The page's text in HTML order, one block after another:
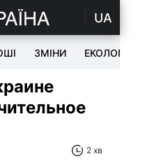
UA
ЗМІНИ ЕКОЛОГІЯ
2 хв